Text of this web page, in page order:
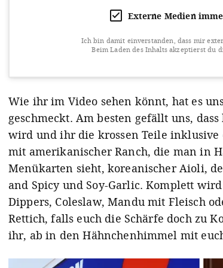
Externe Medien
Ich bin damit einverstanden, dass mir
Beim Laden des Inhalts akzeptierst du
View this post on
Wie ihr im Video sehen könnt, hat es
geschmeckt. Am besten gefällt uns,
wird und ihr die krossen Teile
mit amerikanischer Ranch, die man in
Menükarten sieht, koreanischer Aioli,
and Spicy und Soy-Garlic. Komplett
Dippers, Coleslaw, Mandu mit Fleisch
Rettich, falls euch die Schärfe doch zu
ihr, ab in den Hähnchenhimmel mit